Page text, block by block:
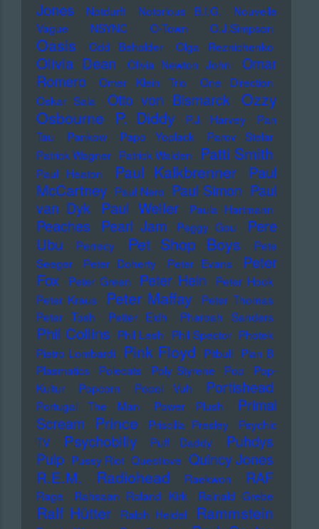
Jones
Notdurft Notorious B.I.G.
Nouvelle
Vague
NSYNC O-Town O.J.Simpson
Oasis Odd Beholder Olga Reznichenko
Olivia Dean Olivia Newton John
Omar
Romero
Omer Klein Trio
One Direction
Oskar Sala
Otto von Bismarck Ozzy
Osbourne
P. Diddy P.J. Harvey
Pan
Tau
Pankow Papo Yoplack
Parov Stelar
Patrick Wagner Patrick Walden Patti Smith
Paul Heaton Paul Kalkbrenner
Paul
McCartney Paul Nero Paul Simon Paul
van Dyk Paul Weller Paula Hartmann
Peaches Pearl Jam Peggy Gou
Pere
Ubu
Perrecy Pet Shop Boys
Pete
Seeger
Peter Doherty Peter Evans
Peter
Fox
Peter Green Peter Hein
Peter Hook
Peter Kraus
Peter Maffay
Peter Thomas
Peter Tosh
Petter Eldh Pharoah Sanders
Phil Collins Phil Lesh Phil Spector Photek
Pietro Lombardi
Pink Floyd Pitbull Plan B
Plasmatics
Polecats Poly Styrene Pop
Pop-
Kultur
Popcorn Popol Vuh Portishead
Portugal The Man Power Plush
Primal
Scream
Prince Priscilla Presley
Psychic
TV
Psychobilly Puff Daddy
Puhdys
Pulp Pussy Riot Questlove Quincy Jones
R.E.M. Radiohead Raekwon RAF
Rage Rahsaan Roland Kirk Rainald Grebe
Ralf Hütter Ralph Heidel Rammstein